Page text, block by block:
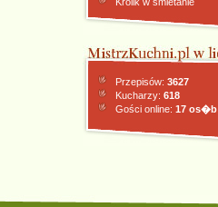
Przepisów: 3627
Kucharzy: 618
Gości online: 17 os�b